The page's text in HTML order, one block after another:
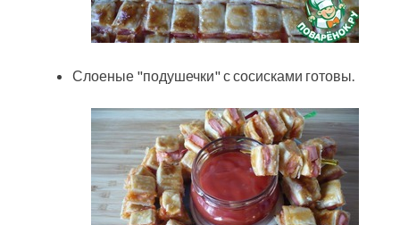
Слоеные "подушечки" с сосисками готовы.